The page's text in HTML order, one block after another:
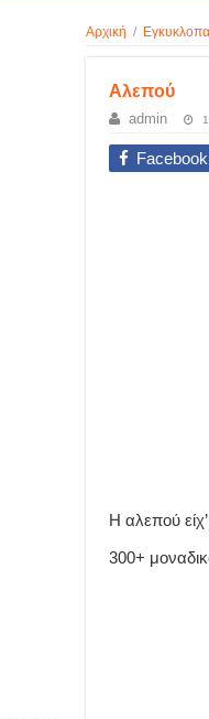
Αρχική /
Αλεπού
admin
Facebook
Η αλεπού
300+